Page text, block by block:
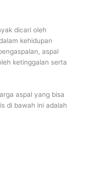
dicari oleh
kehidupan
aspal
ketinggalan serta
aspal yang bisa
di bawah ini adalah